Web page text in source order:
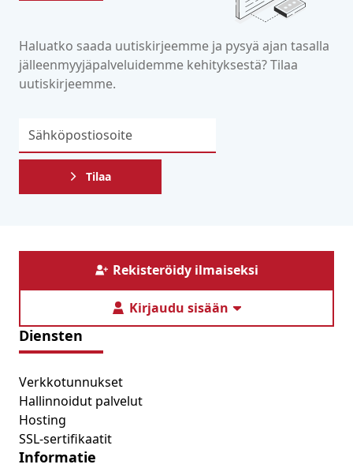
Haluatko saada uutiskirjeemme ja pysyä ajan tasalla
jälleenmyyjäpalveluidemme kehityksestä? Tilaa
uutiskirjeemme.
Tilaa
Rekisteröidy ilmaiseksi
Kirjaudu sisään
Diensten
Verkkotunnukset
Hallinnoidut palvelut
Hosting
SSL-sertifikaatit
Informatie